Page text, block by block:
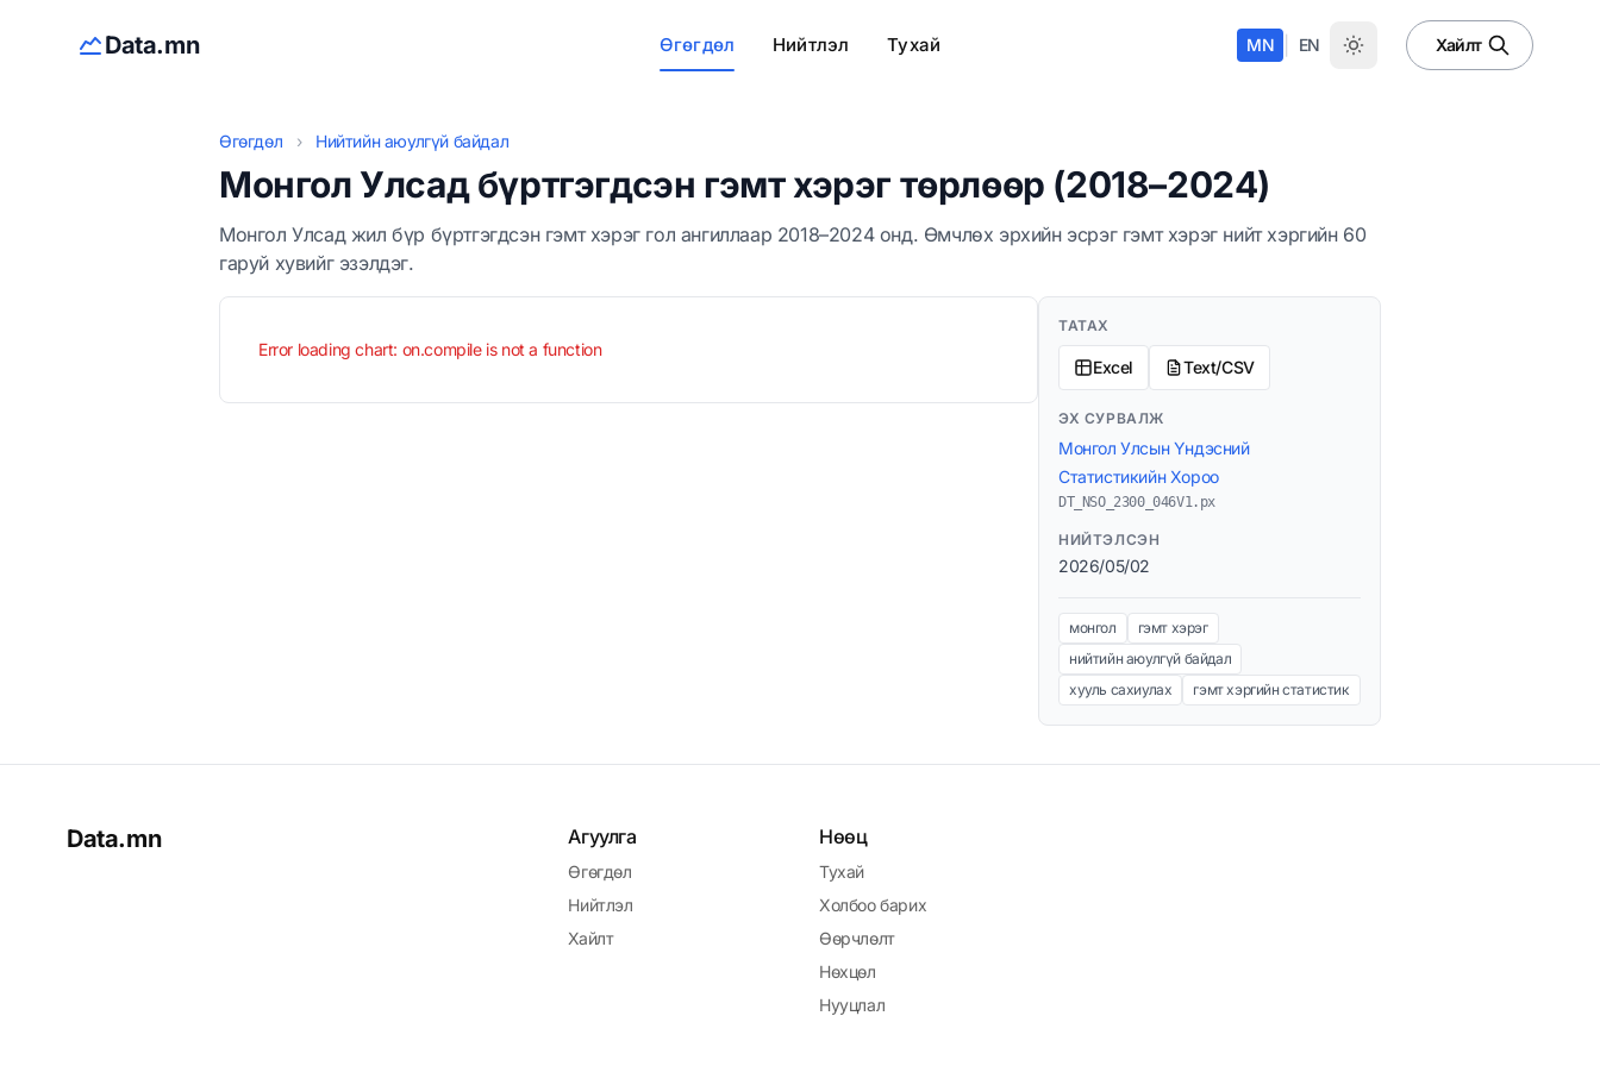
Data.mn Өгөгдөл Нийтлэл Тухай MN EN Хайлт
Өгөгдөл › Нийтийн аюулгүй байдал
Монгол Улсад бүртгэгдсэн гэмт хэрэг төрлөөр (2018–2024)
Монгол Улсад жил бүр бүртгэгдсэн гэмт хэрэг гол ангиллаар 2018–2024 онд. Өмчлөх эрхийн эсрэг гэмт хэрэг нийт хэргийн 60
гаруй хувийг эзэлдэг.
Error loading chart: on.compile is not a function
ТАТАХ
Excel Text/CSV
ЭХ СУРВАЛЖ
Монгол Улсын Үндэсний
Статистикийн Хороо
DT_NSO_2300_046V1.px
НИЙТЭЛСЭН
2026/05/02
монгол
гэмт хэрэг
нийтийн аюулгүй байдал
хууль сахиулах
гэмт хэргийн статистик
Data.mn Агуулга
Өгөгдөл
Нийтлэл
Хайлт
Нөөц
Тухай
Холбоо барих
Өөрчлөлт
Нөхцөл
Нууцлал